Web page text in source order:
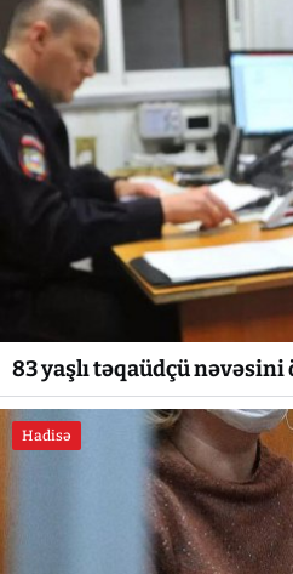
83 yaşlı təqaüdçü nəvəsini
Hadisə